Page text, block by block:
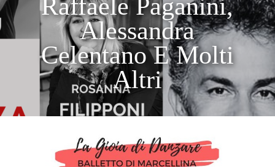
Raffaele Paganini,
Alessandra
Celentano E Molti
Altri